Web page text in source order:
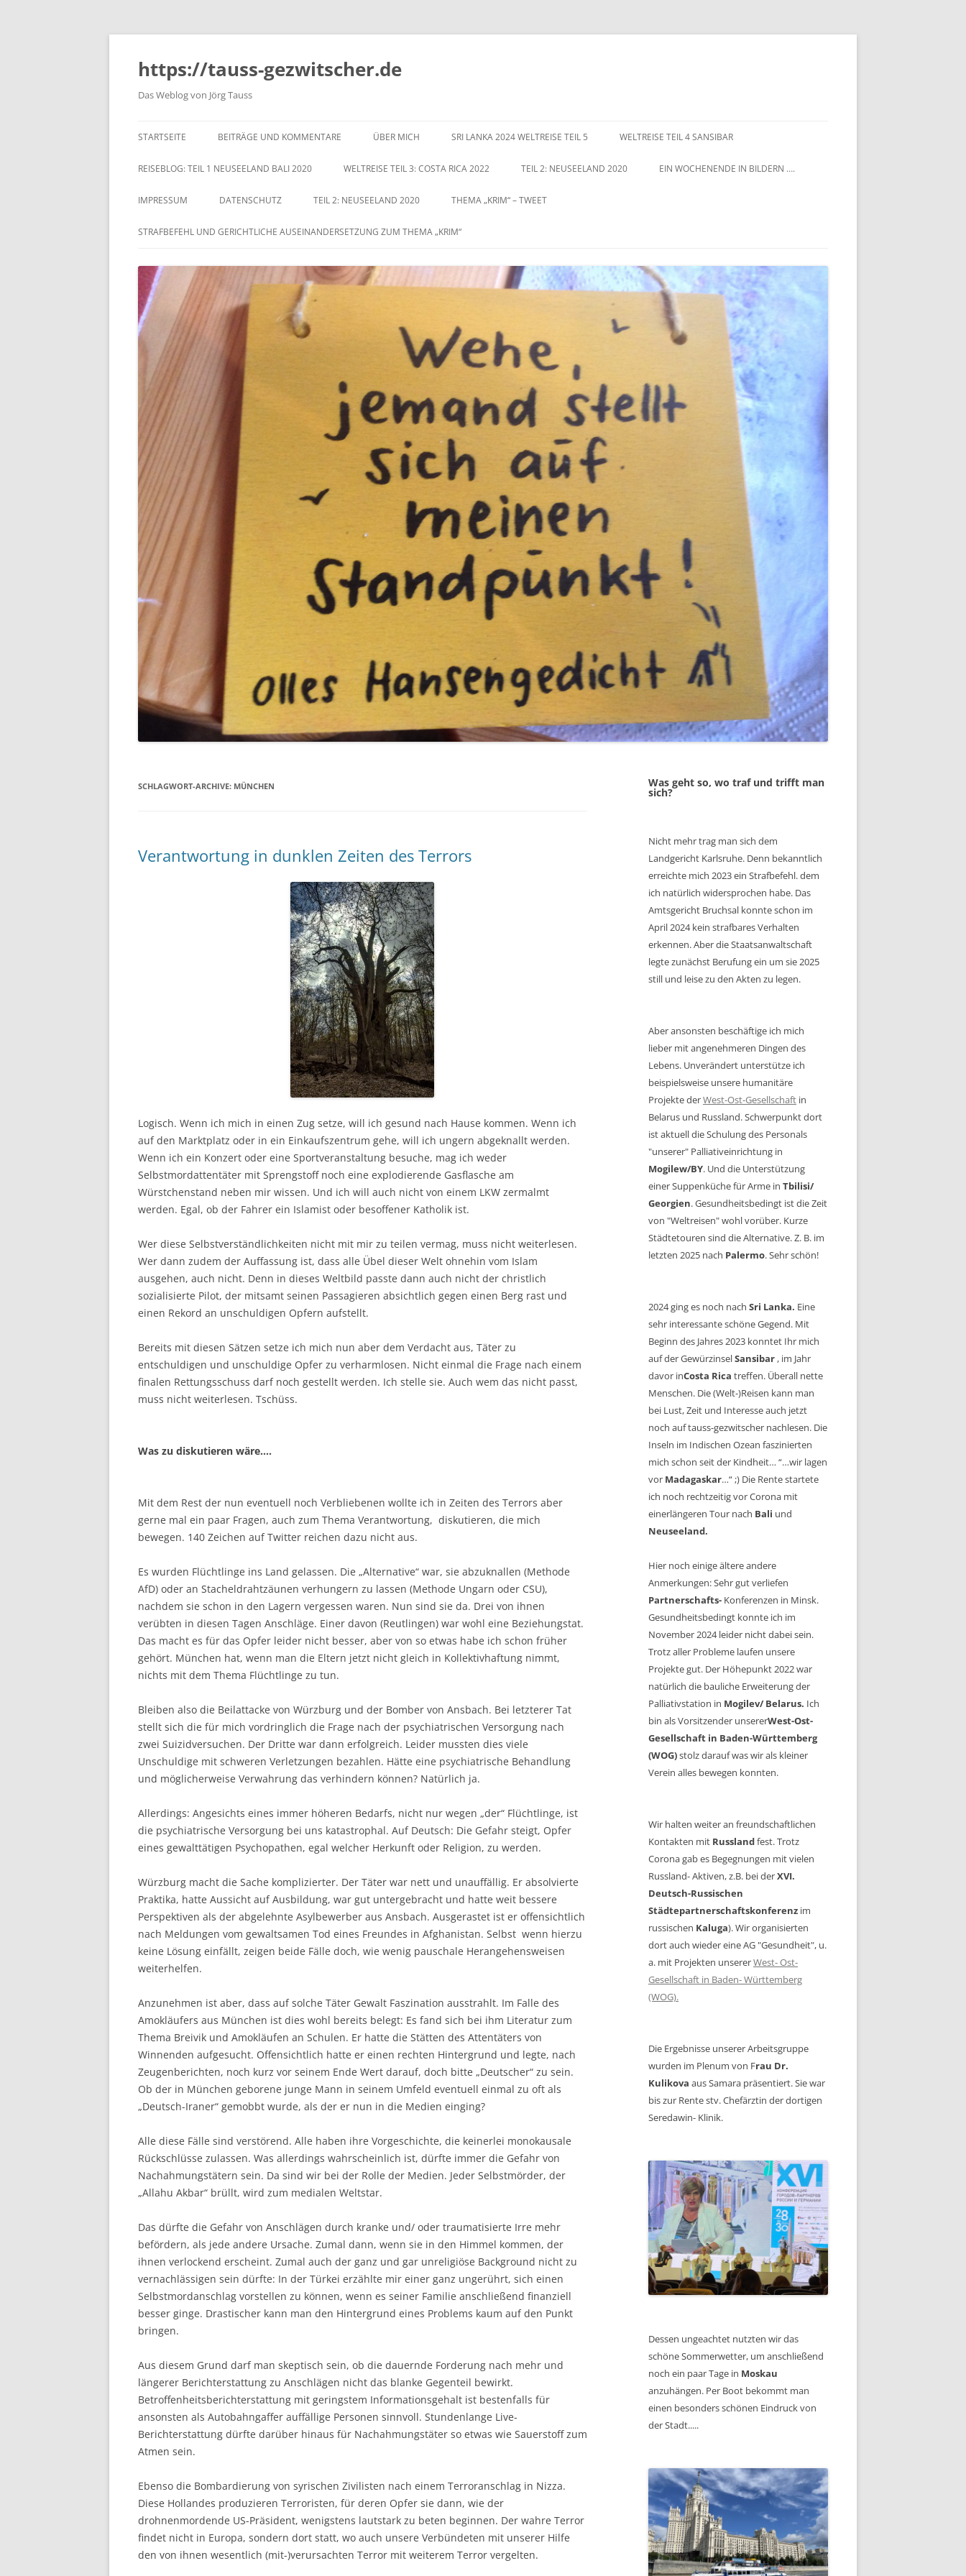
https://tauss-gezwitscher.de
Das Weblog von Jörg Tauss
Inhalt
STARTSEITE BEITRÄGE UND KOMMENTARE ÜBER MICH SRI LANKA 2024 WELTREISE TEIL 5 WELTREISE TEIL 4 SANSIBAR
REISEBLOG: TEIL 1 NEUSEELAND BALI 2020 WELTREISE TEIL 3: COSTA RICA 2022 TEIL 2: NEUSEELAND 2020 EIN WOCHENENDE IN BILDERN ….
IMPRESSUM DATENSCHUTZ TEIL 2: NEUSEELAND 2020 THEMA „KRIM“ – TWEET
STRAFBEFEHL UND GERICHTLICHE AUSEINANDERSETZUNG ZUM THEMA „KRIM“
SCHLAGWORT-ARCHIVE: MÜNCHEN
Verantwortung in dunklen Zeiten des Terrors
Logisch. Wenn ich mich in einen Zug setze, will ich gesund nach Hause kommen. Wenn ich
auf den Marktplatz oder in ein Einkaufszentrum gehe, will ich ungern abgeknallt werden.
Wenn ich ein Konzert oder eine Sportveranstaltung besuche, mag ich weder
Selbstmordattentäter mit Sprengstoff noch eine explodierende Gasflasche am
Würstchenstand neben mir wissen. Und ich will auch nicht von einem LKW zermalmt
werden. Egal, ob der Fahrer ein Islamist oder besoffener Katholik ist.
Wer diese Selbstverständlichkeiten nicht mit mir zu teilen vermag, muss nicht weiterlesen.
Wer dann zudem der Auffassung ist, dass alle Übel dieser Welt ohnehin vom Islam
ausgehen, auch nicht. Denn in dieses Weltbild passte dann auch nicht der christlich
sozialisierte Pilot, der mitsamt seinen Passagieren absichtlich gegen einen Berg rast und
einen Rekord an unschuldigen Opfern aufstellt.
Bereits mit diesen Sätzen setze ich mich nun aber dem Verdacht aus, Täter zu
entschuldigen und unschuldige Opfer zu verharmlosen. Nicht einmal die Frage nach einem
finalen Rettungsschuss darf noch gestellt werden. Ich stelle sie. Auch wem das nicht passt,
muss nicht weiterlesen. Tschüss.
Was zu diskutieren wäre….
Mit dem Rest der nun eventuell noch Verbliebenen wollte ich in Zeiten des Terrors aber
gerne mal ein paar Fragen, auch zum Thema Verantwortung, diskutieren, die mich
bewegen. 140 Zeichen auf Twitter reichen dazu nicht aus.
Es wurden Flüchtlinge ins Land gelassen. Die „Alternative“ war, sie abzuknallen (Methode
AfD) oder an Stacheldrahtzäunen verhungern zu lassen (Methode Ungarn oder CSU),
nachdem sie schon in den Lagern vergessen waren. Nun sind sie da. Drei von ihnen
verübten in diesen Tagen Anschläge. Einer davon (Reutlingen) war wohl eine Beziehungstat.
Das macht es für das Opfer leider nicht besser, aber von so etwas habe ich schon früher
gehört. München hat, wenn man die Eltern jetzt nicht gleich in Kollektivhaftung nimmt,
nichts mit dem Thema Flüchtlinge zu tun.
Bleiben also die Beilattacke von Würzburg und der Bomber von Ansbach. Bei letzterer Tat
stellt sich die für mich vordringlich die Frage nach der psychiatrischen Versorgung nach
zwei Suizidversuchen. Der Dritte war dann erfolgreich. Leider mussten dies viele
Unschuldige mit schweren Verletzungen bezahlen. Hätte eine psychiatrische Behandlung
und möglicherweise Verwahrung das verhindern können? Natürlich ja.
Allerdings: Angesichts eines immer höheren Bedarfs, nicht nur wegen „der“ Flüchtlinge, ist
die psychiatrische Versorgung bei uns katastrophal. Auf Deutsch: Die Gefahr steigt, Opfer
eines gewalttätigen Psychopathen, egal welcher Herkunft oder Religion, zu werden.
Würzburg macht die Sache komplizierter. Der Täter war nett und unauffällig. Er absolvierte
Praktika, hatte Aussicht auf Ausbildung, war gut untergebracht und hatte weit bessere
Perspektiven als der abgelehnte Asylbewerber aus Ansbach. Ausgerastet ist er offensichtlich
nach Meldungen vom gewaltsamen Tod eines Freundes in Afghanistan. Selbst wenn hierzu
keine Lösung einfällt, zeigen beide Fälle doch, wie wenig pauschale Herangehensweisen
weiterhelfen.
Anzunehmen ist aber, dass auf solche Täter Gewalt Faszination ausstrahlt. Im Falle des
Amokläufers aus München ist dies wohl bereits belegt: Es fand sich bei ihm Literatur zum
Thema Breivik und Amokläufen an Schulen. Er hatte die Stätten des Attentäters von
Winnenden aufgesucht. Offensichtlich hatte er einen rechten Hintergrund und legte, nach
Zeugenberichten, noch kurz vor seinem Ende Wert darauf, doch bitte „Deutscher“ zu sein.
Ob der in München geborene junge Mann in seinem Umfeld eventuell einmal zu oft als
„Deutsch-Iraner“ gemobbt wurde, als der er nun in die Medien einging?
Alle diese Fälle sind verstörend. Alle haben ihre Vorgeschichte, die keinerlei monokausale
Rückschlüsse zulassen. Was allerdings wahrscheinlich ist, dürfte immer die Gefahr von
Nachahmungstätern sein. Da sind wir bei der Rolle der Medien. Jeder Selbstmörder, der
„Allahu Akbar“ brüllt, wird zum medialen Weltstar.
Das dürfte die Gefahr von Anschlägen durch kranke und/ oder traumatisierte Irre mehr
befördern, als jede andere Ursache. Zumal dann, wenn sie in den Himmel kommen, der
ihnen verlockend erscheint. Zumal auch der ganz und gar unreligiöse Background nicht zu
vernachlässigen sein dürfte: In der Türkei erzählte mir einer ganz ungerührt, sich einen
Selbstmordanschlag vorstellen zu können, wenn es seiner Familie anschließend finanziell
besser ginge. Drastischer kann man den Hintergrund eines Problems kaum auf den Punkt
bringen.
Aus diesem Grund darf man skeptisch sein, ob die dauernde Forderung nach mehr und
längerer Berichterstattung zu Anschlägen nicht das blanke Gegenteil bewirkt.
Betroffenheitsberichterstattung mit geringstem Informationsgehalt ist bestenfalls für
ansonsten als Autobahngaffer auffällige Personen sinnvoll. Stundenlange Live-
Berichterstattung dürfte darüber hinaus für Nachahmungstäter so etwas wie Sauerstoff zum
Atmen sein.
Ebenso die Bombardierung von syrischen Zivilisten nach einem Terroranschlag in Nizza.
Diese Hollandes produzieren Terroristen, für deren Opfer sie dann, wie der
drohnenmordende US-Präsident, wenigstens lautstark zu beten beginnen. Der wahre Terror
findet nicht in Europa, sondern dort statt, wo auch unsere Verbündeten mit unserer Hilfe
den von ihnen wesentlich (mit-)verursachten Terror mit weiterem Terror vergelten.
Was geht so, wo traf und trifft man
sich?
Nicht mehr trag man sich dem
Landgericht Karlsruhe. Denn bekanntlich
erreichte mich 2023 ein Strafbefehl. dem
ich natürlich widersprochen habe. Das
Amtsgericht Bruchsal konnte schon im
April 2024 kein strafbares Verhalten
erkennen. Aber die Staatsanwaltschaft
legte zunächst Berufung ein um sie 2025
still und leise zu den Akten zu legen.
Aber ansonsten beschäftige ich mich
lieber mit angenehmeren Dingen des
Lebens. Unverändert unterstütze ich
beispielsweise unsere humanitäre
Projekte derWest-Ost-Gesellschaft in
Belarus und Russland. Schwerpunkt dort
ist aktuell die Schulung des Personals
"unserer" Palliativeinrichtung in
Mogilew/BY. Und die Unterstützung
einer Suppenküche für Arme in Tbilisi/
Georgien. Gesundheitsbedingt ist die Zeit
von "Weltreisen" wohl vorüber. Kurze
Städtetouren sind die Alternative. Z. B. im
letzten 2025 nach Palermo. Sehr schön!
2024 ging es noch nach Sri Lanka. Eine
sehr interessante schöne Gegend. Mit
Beginn des Jahres 2023 konntet Ihr mich
auf der GewürzinselSansibar , im Jahr
davor inCosta Rica treffen. Überall nette
Menschen. Die (Welt-)Reisen kann man
bei Lust, Zeit und Interesse auch jetzt
noch auf tauss-gezwitscher nachlesen. Die
Inseln im Indischen Ozean faszinierten
mich schon seit der Kindheit… “…wir lagen
vor Madagaskar…“ ;) Die Rente startete
ich noch rechtzeitig vor Corona mit
einerlängeren Tour nach Bali und
Neuseeland.
Hier noch einige ältere andere
Anmerkungen: Sehr gut verliefen
Partnerschafts- Konferenzen in Minsk.
Gesundheitsbedingt konnte ich im
November 2024 leider nicht dabei sein.
Trotz aller Probleme laufen unsere
Projekte gut. Der Höhepunkt 2022 war
natürlich die bauliche Erweiterung der
Palliativstation in Mogilev/ Belarus. Ich
bin als Vorsitzender unsererWest-Ost-
Gesellschaft in Baden-Württemberg
(WOG)stolz darauf was wir als kleiner
Verein alles bewegen konnten.
Wir halten weiter an freundschaftlichen
Kontakten mit Russlandfest. Trotz
Corona gab es Begegnungen mit vielen
Russland- Aktiven, z.B. bei derXVI.
Deutsch-Russischen
Städtepartnerschaftskonferenz im
russischen Kaluga). Wir organisierten
dort auch wieder eine AG "Gesundheit", u.
a. mit Projekten unsererWest- Ost-
Gesellschaft in Baden- Württemberg
(WOG).
Die Ergebnisse unserer Arbeitsgruppe
wurden im Plenum von Frau Dr.
Kulikova aus Samara präsentiert. Sie war
bis zur Rente stv. Chefärztin der dortigen
Seredawin- Klinik.
Dessen ungeachtet nutzten wir das
schöne Sommerwetter, um anschließend
noch ein paar Tage in Moskau
anzuhängen. Per Boot bekommt man
einen besonders schönen Eindruck von
der Stadt.....